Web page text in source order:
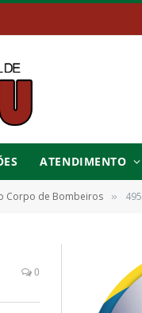
ATENDIMENTO
Corpo de Bombeiros »
0